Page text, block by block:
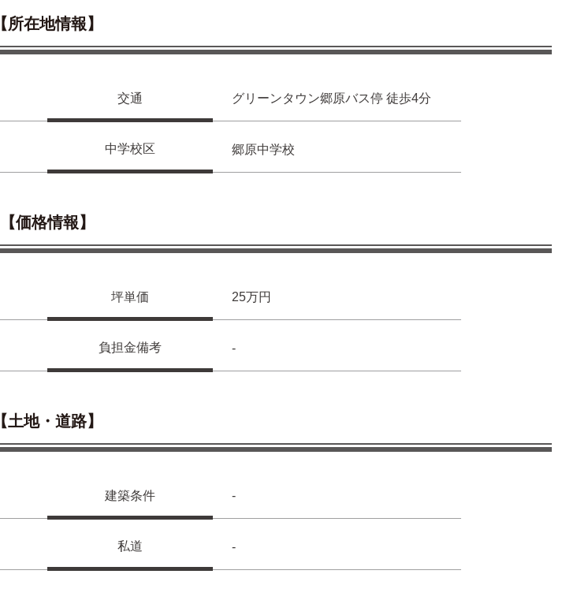
【所在地情報】
交通 グリーンタウン郷原バス停 徒歩4分
中学校区 郷原中学校
【価格情報】
坪単価 25万円
負担金備考 -
【土地・道路】
建築条件 -
私道 -